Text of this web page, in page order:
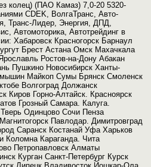
колец) (ПАО Камаз) 7,0-20 5320-
CDEK, ВолгаТранс, Авто-
Транс-Лидер, Энергия, ДПД,
Автомоторика, Автотрейдинг в
Хабаровск Красногорск Барнаул
Брест Астана Омск Махачкала
Ростов-на-Дону Абакан
Пушкино Новосибирск Ханты-
Майкоп Сумы Брянск Смоленск
Волгоград Должанск
Киров Горно-Алтайск. Красноярск
Грозный Самара. Калуга.
Одинцово Сочи Пенза
Павлодар. Димитровград
Саранск Костанай Уфа Харьков
Коломна Караганда. Чита
Петропавловск Алматы
Курган Санкт-Петербург Курск